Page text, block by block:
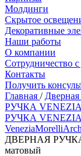
Молдинги
Скрытое
Декоративные
Наши работы
О компании
Сотрудничество
Контакты
Получить
Главная /
РУЧКА
РУЧКА VENEZIA
VeneziaMorelli
ДВЕРНАЯ РУЧКА
матовый